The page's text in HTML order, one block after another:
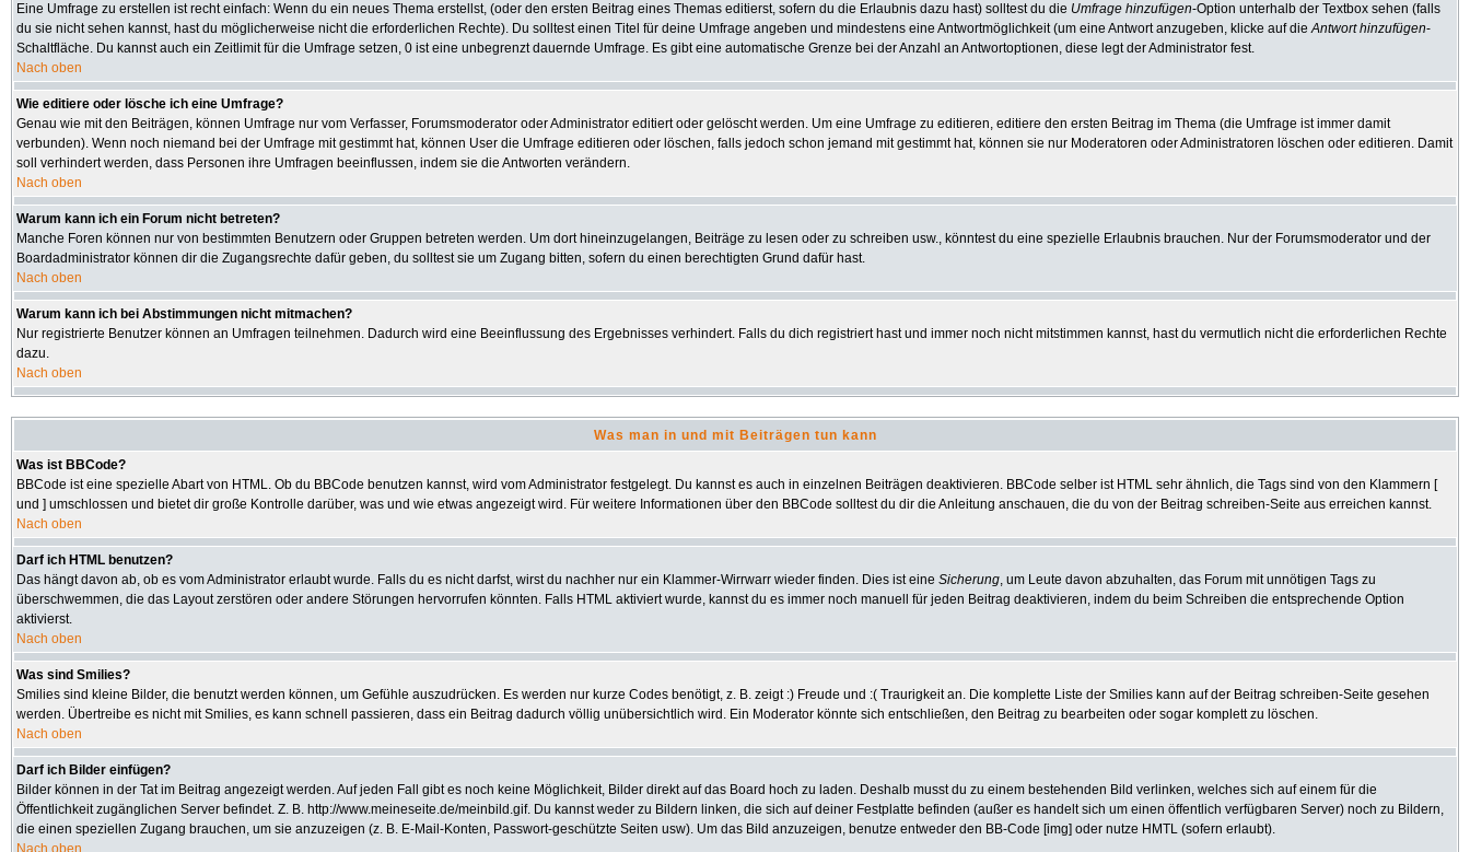
Eine Umfrage zu erstellen ist recht einfach: Wenn du ein neues Thema erstellst, (oder den ersten Beitrag eines Themas editierst, sofern du die Erlaubnis dazu hast) solltest du die Umfrage hinzufügen-Option unterhalb der Textbox sehen (falls
du sie nicht sehen kannst, hast du möglicherweise nicht die erforderlichen Rechte). Du solltest einen Titel für deine Umfrage angeben und mindestens eine Antwortmöglichkeit (um eine Antwort anzugeben, klicke auf dieAntwort hinzufügen-
Schaltfläche. Du kannst auch ein Zeitlimit für die Umfrage setzen, 0 ist eine unbegrenzt dauernde Umfrage. Es gibt eine automatische Grenze bei der Anzahl an Antwortoptionen, diese legt der Administrator fest.
Nach oben
Wie editiere oder lösche ich eine Umfrage?
Genau wie mit den Beiträgen, können Umfrage nur vom Verfasser, Forumsmoderator oder Administrator editiert oder gelöscht werden. Um eine Umfrage zu editieren, editiere den ersten Beitrag im Thema (die Umfrage ist immer damit
verbunden). Wenn noch niemand bei der Umfrage mit gestimmt hat, können User die Umfrage editieren oder löschen, falls jedoch schon jemand mit gestimmt hat, können sie nur Moderatoren oder Administratoren löschen oder editieren. Damit
soll verhindert werden, dass Personen ihre Umfragen beeinflussen, indem sie die Antworten verändern.
Nach oben
Warum kann ich ein Forum nicht betreten?
Manche Foren können nur von bestimmten Benutzern oder Gruppen betreten werden. Um dort hineinzugelangen, Beiträge zu lesen oder zu schreiben usw., könntest du eine spezielle Erlaubnis brauchen. Nur der Forumsmoderator und der
Boardadministrator können dir die Zugangsrechte dafür geben, du solltest sie um Zugang bitten, sofern du einen berechtigten Grund dafür hast.
Nach oben
Warum kann ich bei Abstimmungen nicht mitmachen?
Nur registrierte Benutzer können an Umfragen teilnehmen. Dadurch wird eine Beeinflussung des Ergebnisses verhindert. Falls du dich registriert hast und immer noch nicht mitstimmen kannst, hast du vermutlich nicht die erforderlichen Rechte
dazu.
Nach oben
Was man in und mit Beiträgen tun kann
Was ist BBCode?
BBCode ist eine spezielle Abart von HTML. Ob du BBCode benutzen kannst, wird vom Administrator festgelegt. Du kannst es auch in einzelnen Beiträgen deaktivieren. BBCode selber ist HTML sehr ähnlich, die Tags sind von den Klammern [
und ] umschlossen und bietet dir große Kontrolle darüber, was und wie etwas angezeigt wird. Für weitere Informationen über den BBCode solltest du dir die Anleitung anschauen, die du von der Beitrag schreiben-Seite aus erreichen kannst.
Nach oben
Darf ich HTML benutzen?
Das hängt davon ab, ob es vom Administrator erlaubt wurde. Falls du es nicht darfst, wirst du nachher nur ein Klammer-Wirrwarr wieder finden. Dies ist eine Sicherung, um Leute davon abzuhalten, das Forum mit unnötigen Tags zu
überschwemmen, die das Layout zerstören oder andere Störungen hervorrufen könnten. Falls HTML aktiviert wurde, kannst du es immer noch manuell für jeden Beitrag deaktivieren, indem du beim Schreiben die entsprechende Option
aktivierst.
Nach oben
Was sind Smilies?
Smilies sind kleine Bilder, die benutzt werden können, um Gefühle auszudrücken. Es werden nur kurze Codes benötigt, z. B. zeigt :) Freude und :( Traurigkeit an. Die komplette Liste der Smilies kann auf der Beitrag schreiben-Seite gesehen
werden. Übertreibe es nicht mit Smilies, es kann schnell passieren, dass ein Beitrag dadurch völlig unübersichtlich wird. Ein Moderator könnte sich entschließen, den Beitrag zu bearbeiten oder sogar komplett zu löschen.
Nach oben
Darf ich Bilder einfügen?
Bilder können in der Tat im Beitrag angezeigt werden. Auf jeden Fall gibt es noch keine Möglichkeit, Bilder direkt auf das Board hoch zu laden. Deshalb musst du zu einem bestehenden Bild verlinken, welches sich auf einem für die
Öffentlichkeit zugänglichen Server befindet. Z. B. http://www.meineseite.de/meinbild.gif. Du kannst weder zu Bildern linken, die sich auf deiner Festplatte befinden (außer es handelt sich um einen öffentlich verfügbaren Server) noch zu Bildern,
die einen speziellen Zugang brauchen, um sie anzuzeigen (z. B. E-Mail-Konten, Passwort-geschützte Seiten usw). Um das Bild anzuzeigen, benutze entweder den BB-Code [img] oder nutze HMTL (sofern erlaubt).
Nach oben